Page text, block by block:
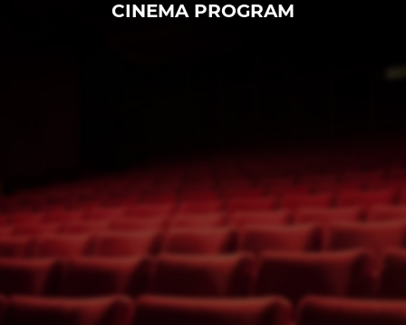
CINEMA PROGRAM